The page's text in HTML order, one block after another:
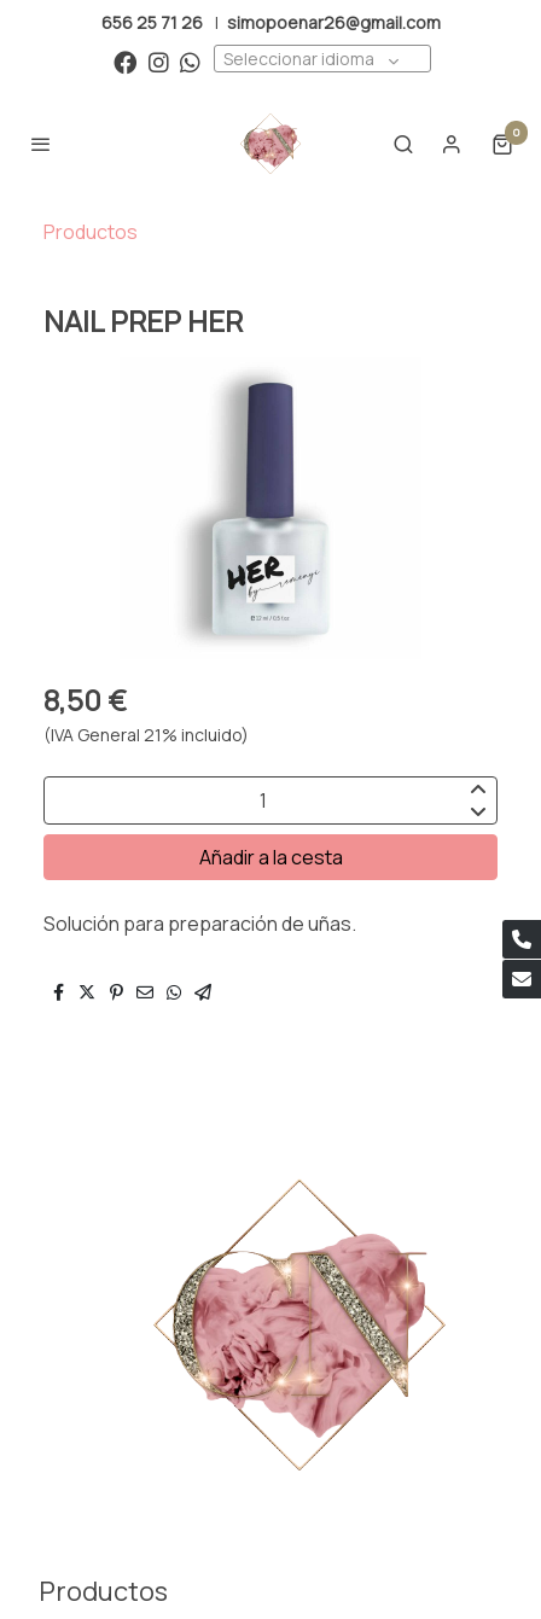
656 25 71 26 | simopoenar26@gmail.com
Seleccionar idioma
0
Productos
NAIL PREP HER
8,50 €
(IVA General 21% incluido)
Añadir a la cesta
Solución para preparación de uñas.
Productos